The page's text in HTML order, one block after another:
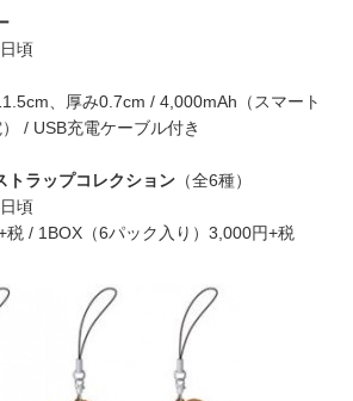
頃
、厚み0.7cm / 4,000mAh（スマート
/ USB充電ケーブル付き
ラップコレクション （全6種）
頃
税 / 1BOX（6パック入り）3,000円+税